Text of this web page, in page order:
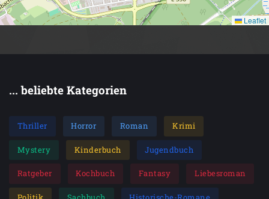
Leaflet
... beliebte Kategorien
Thriller Horror Roman Krimi
Mystery Kinderbuch Jugendbuch
Ratgeber Kochbuch Fantasy Liebesroman